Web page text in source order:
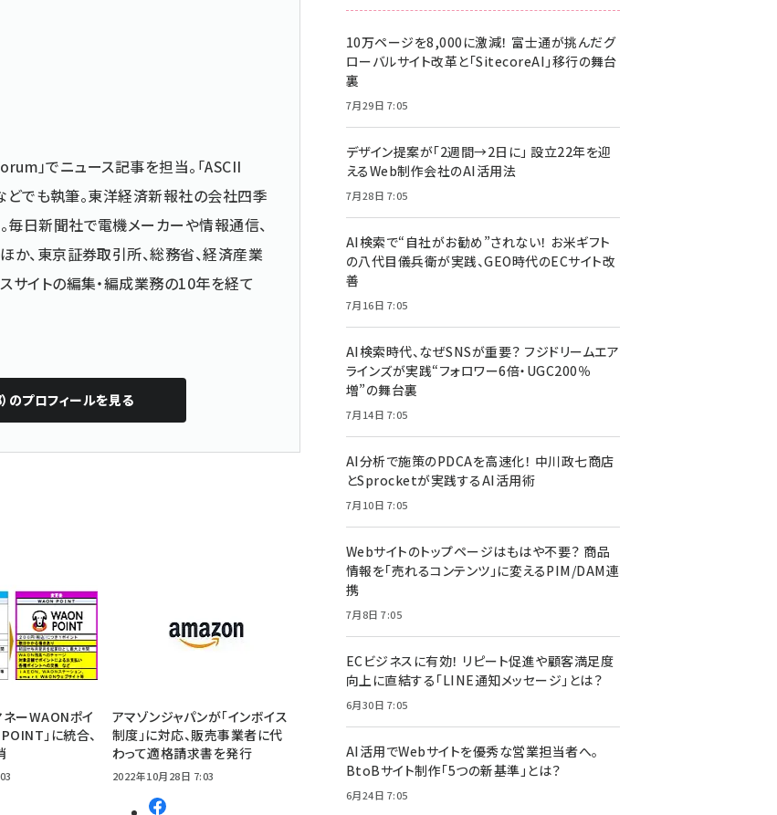
」でニュース記事を担当。「ASCII
どでも執筆。東洋経済新報社の会社四季
日新聞社で電機メーカーや情報通信、
か、東京証券取引所、総務省、経済産業
サイトの編集・編成業務の10年を経て
のプロフィールを見る
ネーWAONポイ
」に統合、
アマゾンジャパンが「インボイス
制度」に対応、販売事業者に代
わって適格請求書を発行
2022年10月28日 7:03
10万ページを8,000に激減！ 富士通が挑んだグ
ローバルサイト改革と「SitecoreAI」移行の舞台
裏
7月29日 7:05
デザイン提案が「2週間→2日に」 設立22年を迎
えるWeb制作会社のAI活用法
7月28日 7:05
AI検索で“自社がお勧め”されない！ お米ギフト
の八代目儀兵衛が実践、GEO時代のECサイト改
善
7月16日 7:05
AI検索時代、なぜSNSが重要？ フジドリームエア
ラインズが実践“フォロワー6倍・UGC200％
増”の舞台裏
7月14日 7:05
AI分析で施策のPDCAを高速化！ 中川政七商店
とSprocketが実践するAI活用術
7月10日 7:05
Webサイトのトップページはもはや不要？ 商品
情報を「売れるコンテンツ」に変えるPIM/DAM連
携
7月8日 7:05
ECビジネスに有効！ リピート促進や顧客満足度
向上に直結する「LINE通知メッセージ」とは？
6月30日 7:05
AI活用でWebサイトを優秀な営業担当者へ。
BtoBサイト制作「5つの新基準」とは？
6月24日 7:05